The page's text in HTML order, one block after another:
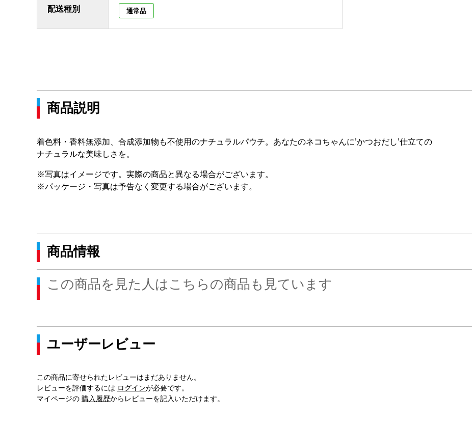
配送種別 通常品
商品説明
着色料・香料無添加、合成添加物も不使用のナチュラルパウチ。あなたのネコちゃんに’かつおだし’仕立ての
ナチュラルな美味しさを。
※写真はイメージです。実際の商品と異なる場合がございます。
※パッケージ・写真は予告なく変更する場合がございます。
商品情報
この商品を見た人はこちらの商品も見ています
ユーザーレビュー
この商品に寄せられたレビューはまだありません。
レビューを評価するには ログインが必要です。
マイページの 購入履歴からレビューを記入いただけます。